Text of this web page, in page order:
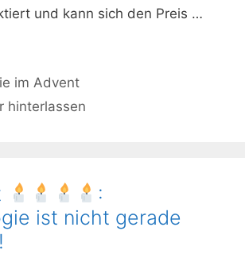
und kann sich den Preis …
im Advent
hinterlassen
:
ist nicht gerade